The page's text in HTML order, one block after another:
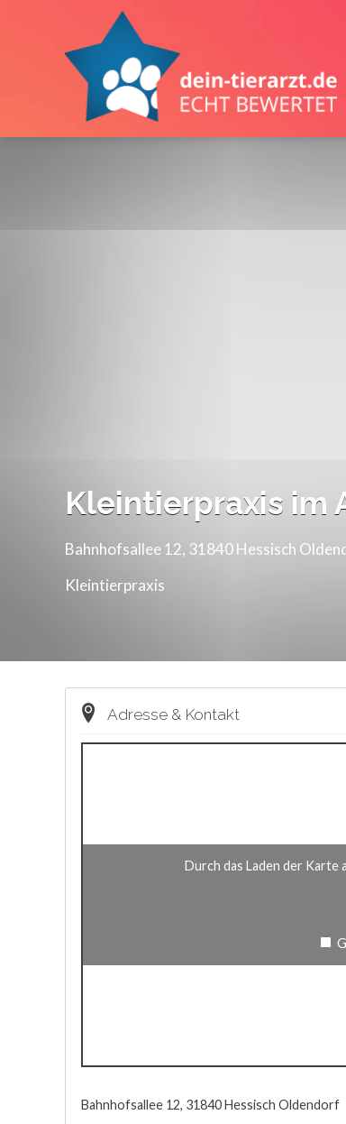
Kleintierpraxis im
Bahnhofsallee 12, 31840 Hessisch
Kleintierpraxis
Adresse & Kontakt
Durch das Laden der Karte
Bahnhofsallee 12, 31840 Hessisch Oldendorf